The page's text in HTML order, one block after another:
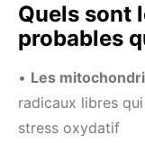
Quels sont
probables
• Les
radicaux libres
stress oxydatif